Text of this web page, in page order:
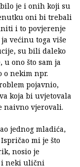
je i onih koji su
oni bi trebali
i to povjerenje
većinu toga više
su bili daleko
ono što sam ja
o nekim npr.
pojavnio,
koja bi uvjetovala
naivno vjerovali.
jednog mladića,
mi je što
nosio je
i neki ulični